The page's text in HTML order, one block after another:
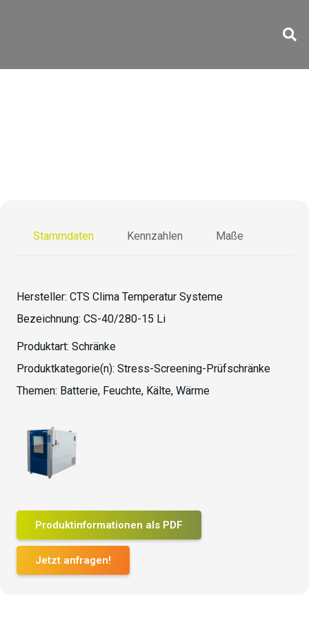
Stammdaten Kennzahlen Maße
Hersteller: CTS Clima Temperatur Systeme
Bezeichnung: CS-40/280-15 Li
Produktart: Schränke
Produktkategorie(n): Stress-Screening-Prüfschränke
Themen: Batterie, Feuchte, Kälte, Wärme
Produktinformationen als PDF
Jetzt anfragen!